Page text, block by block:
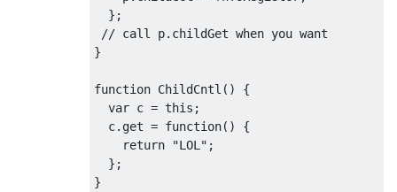
};
// call p.childGet when you want
}
function ChildCntl ()
{
var c = this ;
  c
. get = function()
{
return
"LOL" ;
};
}